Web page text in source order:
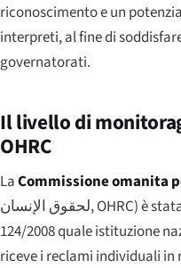
riconoscimento e un
interpreti, al fine di
governatorati.
Il livello di
OHRC
LaCommissione omanita
لحقوق الإنسان, OHRC) è
124/2008 quale istituzione
riceve i reclami individuali